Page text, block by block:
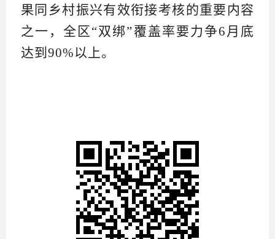
果同乡村振兴有效衔接考核的重要内容
之一，全区“双绑”覆盖率要力争6月底
达到90%以上。